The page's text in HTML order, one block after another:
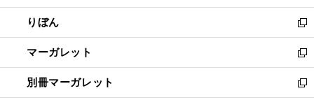
開
く
ウ
で
開
く
ン
ド
ウ
で
開
く
ウ
ィ
ン
ド
ウ
で
開
りぼん
新
し
い
ウ
ィ
マーガレット
新
し
い
別冊マーガレット
新